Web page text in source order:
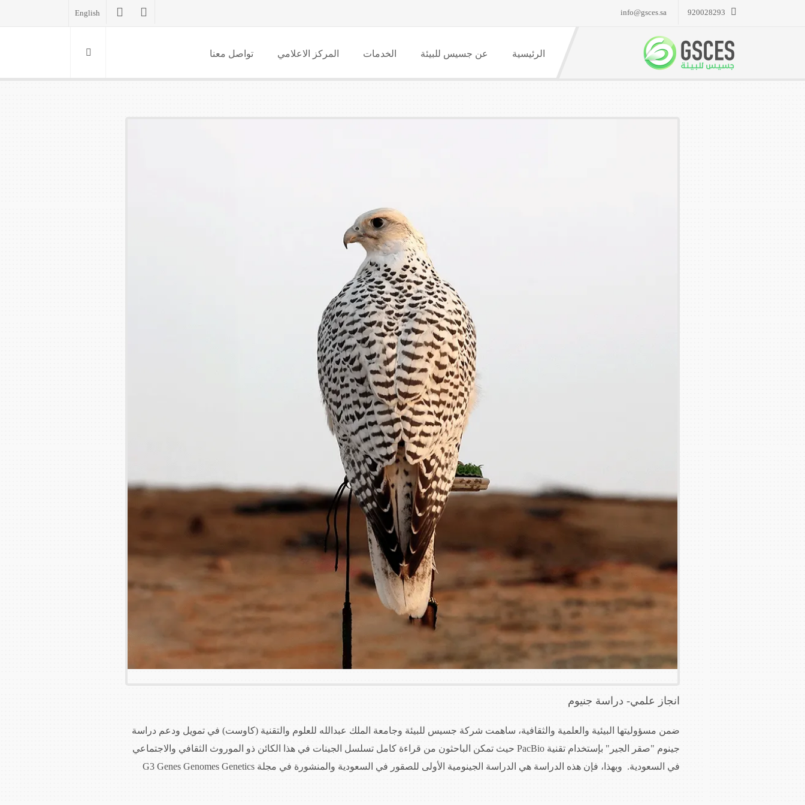
920028293
info@gsces.sa
English
الرئيسية عن جسيس للبيئة الخدمات المركز الاعلامي تواصل معنا
انجاز علمي- دراسة جنيوم
ضمن مسؤوليتها البيئية والعلمية والثقافية، ساهمت شركة جسيس للبيئة وجامعة الملك عبدالله للعلوم والتقنية (كاوست) في تمويل ودعم دراسة
جينوم "صقر الجير" بإستخدام تقنية PacBio‬ حيث تمكن الباحثون من قراءة كامل تسلسل الجينات في هذا الكائن ذو الموروث الثقافي والاجتماعي
في السعودية. وبهذا، فإن هذه الدراسة هي الدراسة الجينومية الأولى للصقور في السعودية والمنشورة في مجلة G3 Genes Genomes Genetics